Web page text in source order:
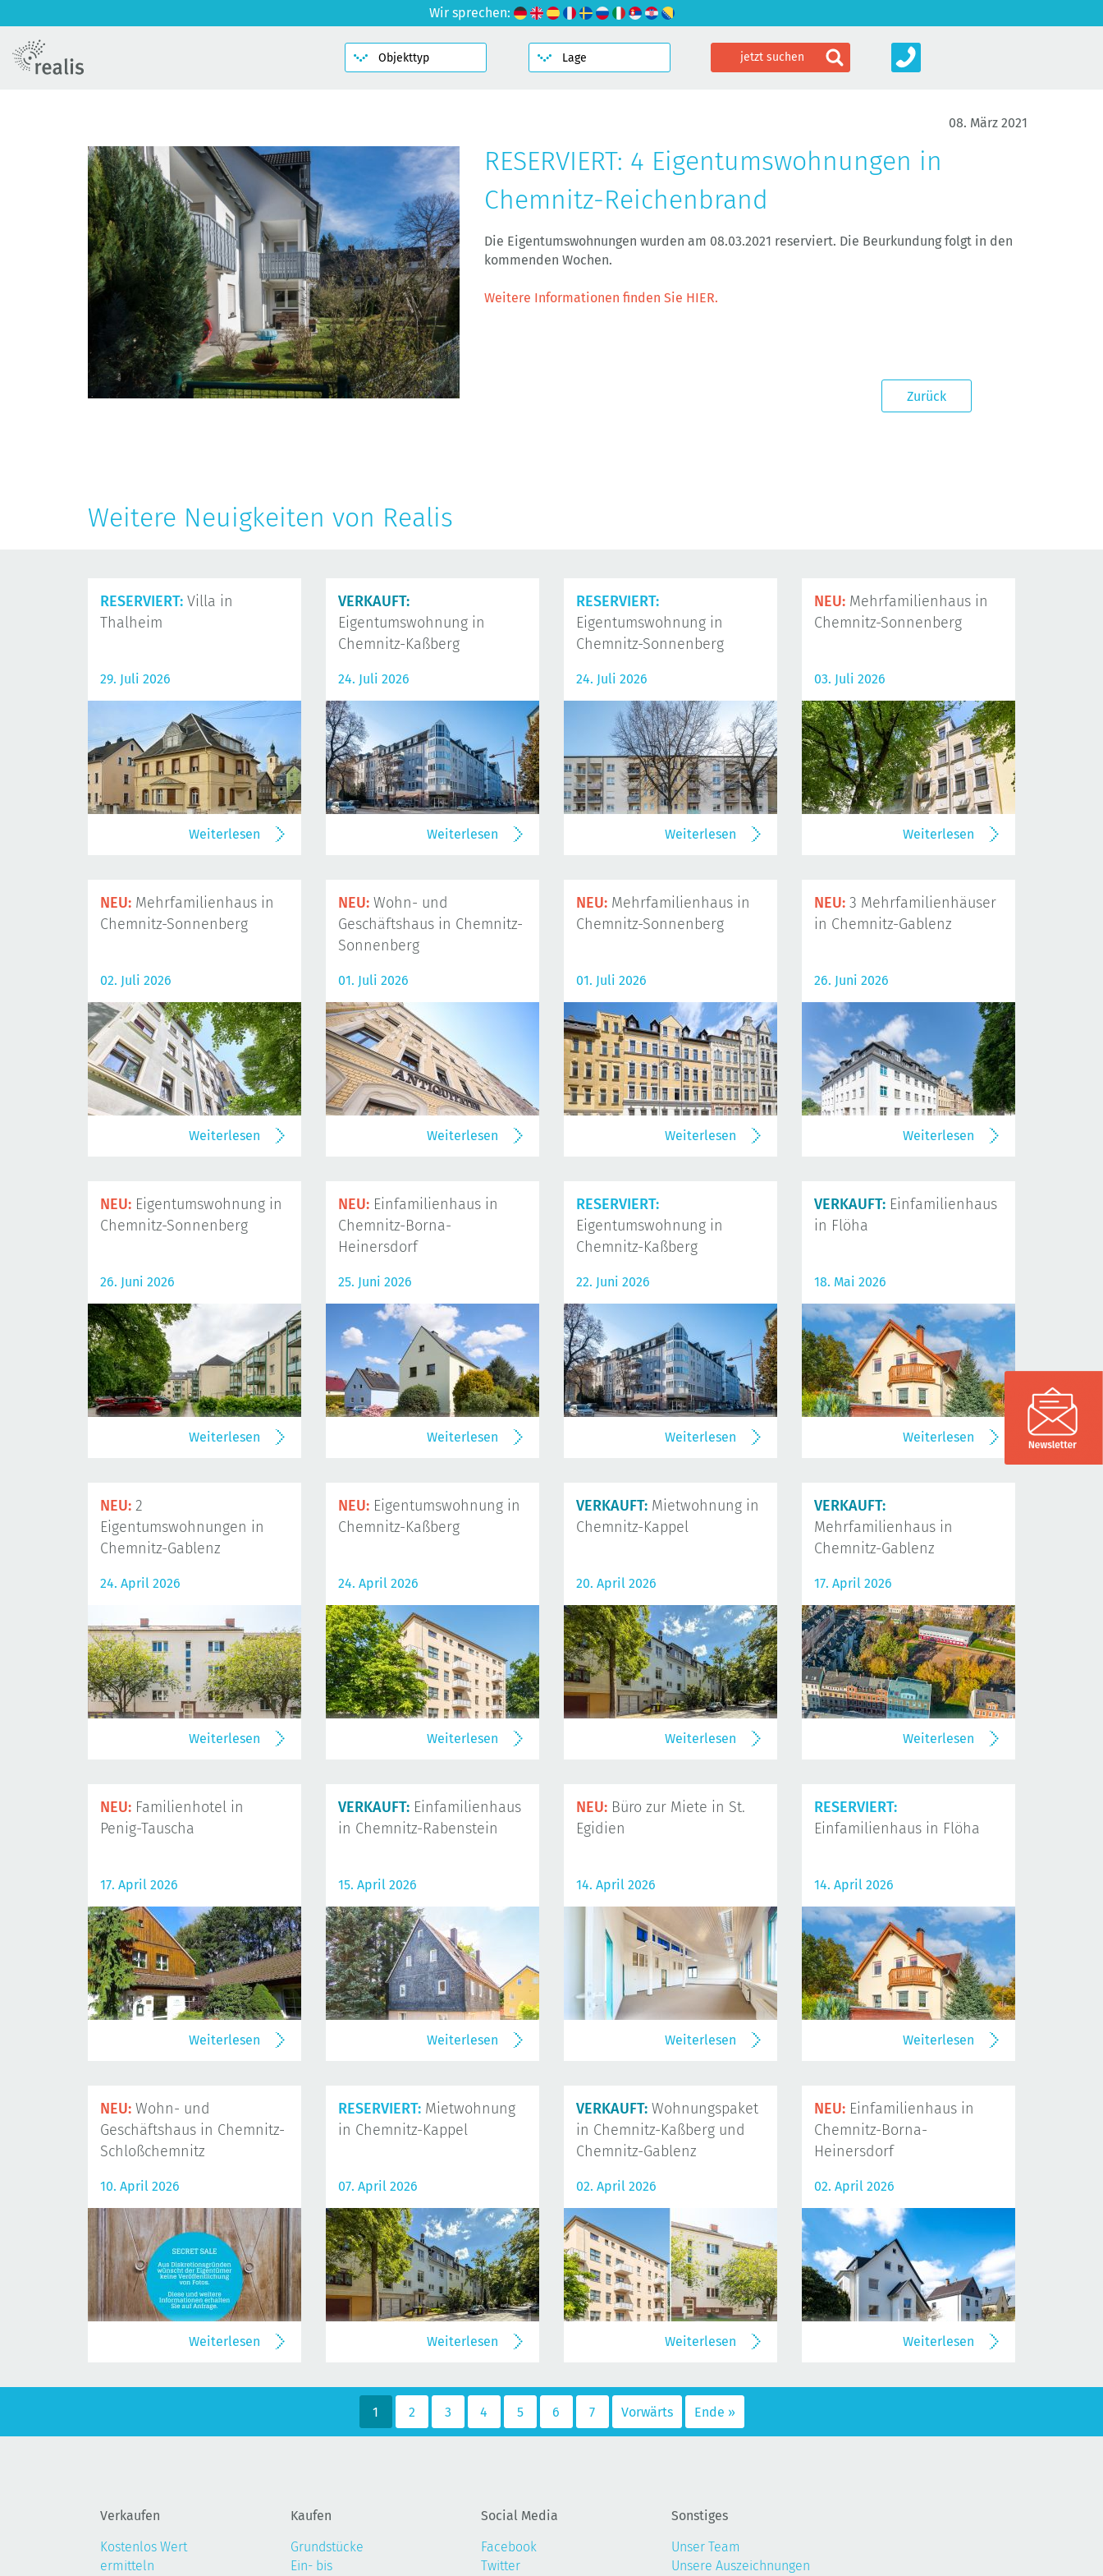
Wir sprechen:
08. März 2021
RESERVIERT: 4 Eigentumswohnungen in
Chemnitz-Reichenbrand
Die Eigentumswohnungen wurden am 08.03.2021 reserviert. Die Beurkundung folgt in den
kommenden Wochen.
Weitere Informationen finden Sie HIER.
Zurück
Weitere Neuigkeiten von Realis
RESERVIERT: Villa in
Thalheim
29. Juli 2026
Weiterlesen
VERKAUFT:
Eigentumswohnung in
Chemnitz-Kaßberg
24. Juli 2026
Weiterlesen
RESERVIERT:
Eigentumswohnung in
Chemnitz-Sonnenberg
24. Juli 2026
Weiterlesen
NEU: Mehrfamilienhaus in
Chemnitz-Sonnenberg
03. Juli 2026
Weiterlesen
NEU: Mehrfamilienhaus in
Chemnitz-Sonnenberg
02. Juli 2026
Weiterlesen
NEU: Wohn- und
Geschäftshaus in Chemnitz-
Sonnenberg
01. Juli 2026
Weiterlesen
NEU: Mehrfamilienhaus in
Chemnitz-Sonnenberg
01. Juli 2026
Weiterlesen
NEU: 3 Mehrfamilienhäuser
in Chemnitz-Gablenz
26. Juni 2026
Weiterlesen
NEU: Eigentumswohnung in
Chemnitz-Sonnenberg
26. Juni 2026
Weiterlesen
NEU: Einfamilienhaus in
Chemnitz-Borna-
Heinersdorf
25. Juni 2026
Weiterlesen
RESERVIERT:
Eigentumswohnung in
Chemnitz-Kaßberg
22. Juni 2026
Weiterlesen
VERKAUFT: Einfamilienhaus
in Flöha
18. Mai 2026
Weiterlesen
NEU: 2
Eigentumswohnungen in
Chemnitz-Gablenz
24. April 2026
Weiterlesen
NEU: Eigentumswohnung in
Chemnitz-Kaßberg
24. April 2026
Weiterlesen
VERKAUFT: Mietwohnung in
Chemnitz-Kappel
20. April 2026
Weiterlesen
VERKAUFT:
Mehrfamilienhaus in
Chemnitz-Gablenz
17. April 2026
Weiterlesen
NEU: Familienhotel in
Penig-Tauscha
17. April 2026
Weiterlesen
VERKAUFT: Einfamilienhaus
in Chemnitz-Rabenstein
15. April 2026
Weiterlesen
NEU: Büro zur Miete in St.
Egidien
14. April 2026
Weiterlesen
RESERVIERT:
Einfamilienhaus in Flöha
14. April 2026
Weiterlesen
NEU: Wohn- und
Geschäftshaus in Chemnitz-
Schloßchemnitz
10. April 2026
Weiterlesen
RESERVIERT: Mietwohnung
in Chemnitz-Kappel
07. April 2026
Weiterlesen
VERKAUFT: Wohnungspaket
in Chemnitz-Kaßberg und
Chemnitz-Gablenz
02. April 2026
Weiterlesen
NEU: Einfamilienhaus in
Chemnitz-Borna-
Heinersdorf
02. April 2026
Weiterlesen
1 2 3 4 5 6 7 Vorwärts Ende »
Verkaufen
Kostenlos Wert
ermitteln
Kaufen
Grundstücke
Ein- bis
Social Media
Facebook
Twitter
Sonstiges
Unser Team
Unsere Auszeichnungen